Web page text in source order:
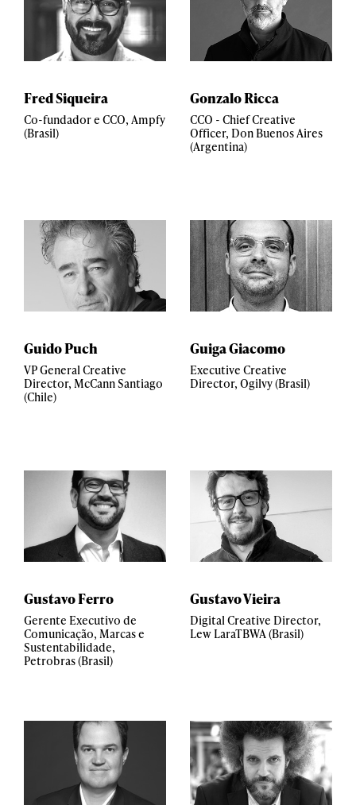
Fred Siqueira
Co-fundador e CCO, Ampfy
(Brasil)
Gonzalo Ricca
CCO - Chief Creative
Officer, Don Buenos Aires
(Argentina)
Guido Puch
VP General Creative
Director, McCann Santiago
(Chile)
Guiga Giacomo
Executive Creative
Director, Ogilvy (Brasil)
Gustavo Ferro
Gerente Executivo de
Comunicação, Marcas e
Sustentabilidade,
Petrobras (Brasil)
Gustavo Vieira
Digital Creative Director,
Lew LaraTBWA (Brasil)